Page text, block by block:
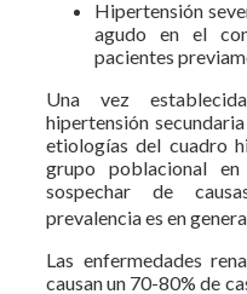
Hipertensión
agudo en el
pacientes
Una vez
hipertensión
etiologías del cuadro
grupo poblacional
sospechar de
prevalencia es en
Las enfermedades
causan un 70-80% de